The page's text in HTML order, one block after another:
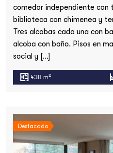
comedor independiente con
biblioteca con chimenea y
Tres alcobas cada una con
alcoba con baño. Pisos en
social y […]
438 m2
Destacado